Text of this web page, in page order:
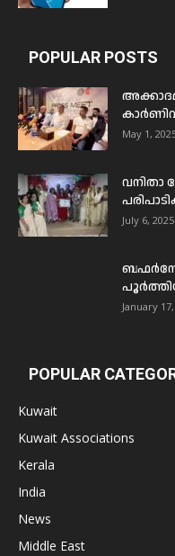
POPULAR POSTS
May 1,
വനിതാ
July 6, 2025
January
POPULAR
Kuwait
Kuwait Associations
Kerala
India
News
Middle East